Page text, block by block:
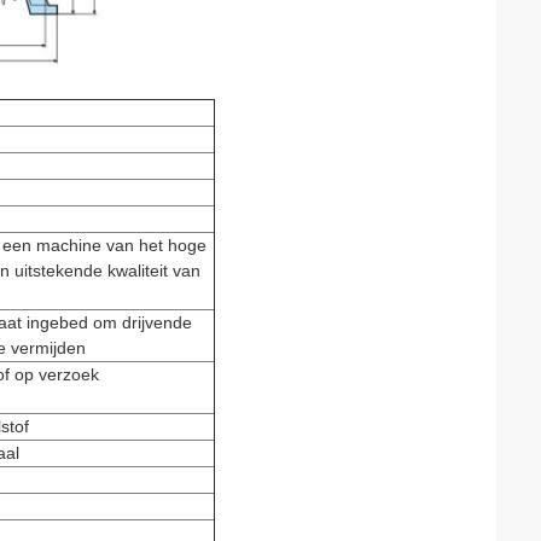
machine van het hoge
uitstekende kwaliteit van
ingebed om drijvende
vermijden
op verzoek